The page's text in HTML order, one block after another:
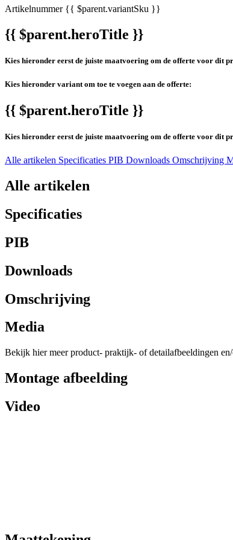
Artikelnummer{{ $parent.variantSku }}
{{ $parent.heroTitle }}
Kies hieronder eerst de juiste maatvoering om de offerte voor dit
Kies hieronder variant om toe te voegen aan de offerte:
{{ $parent.heroTitle }}
Kies hieronder eerst de juiste maatvoering om de offerte voor dit
Alle artikelen Specificaties PIB Downloads Omschrijving
Alle artikelen
Specificaties
PIB
Downloads
Omschrijving
Media
Bekijk hier meer product- praktijk- of detailafbeeldingen
Montage afbeelding
Video